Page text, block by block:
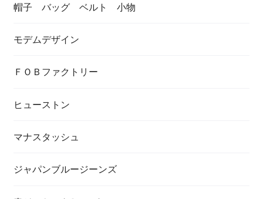
帽子 バッグ ベルト 小物
モデムデザイン
ＦＯＢファクトリー
ヒューストン
マナスタッシュ
ジャパンブルージーンズ